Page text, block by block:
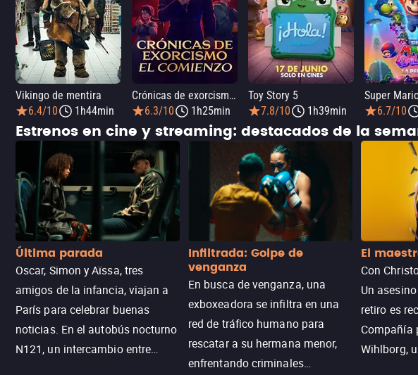
Vikingo de mentira
6.4/10
1h44min
Crónicas de exorcismo: El comienzo
6.3/10
1h25min
Toy Story 5
7.8/10
1h39min
6.7/10
Estrenos en cine y streaming: destacados de la
Última parada
Oscar, Simon y Aïssa, tres
amigos de la infancia, viajan a
París para celebrar buenas
noticias. En el autobús nocturno
N121, un intercambio entre
Infiltrada: Golpe de
venganza
En busca de venganza, una
exboxeadora se infiltra en una
red de tráfico humano para
rescatar a su hermana menor,
enfrentando criminales
El
Con
Un
retiro es
Compañía
Wihlborg,